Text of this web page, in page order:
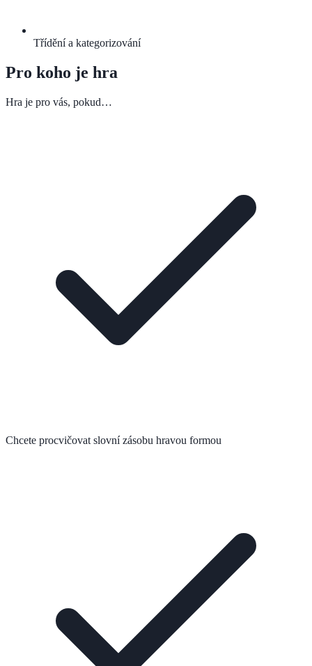
Třídění a kategorizování
Pro koho je hra
Hra je pro vás, pokud…
Chcete procvičovat slovní zásobu hravou formou